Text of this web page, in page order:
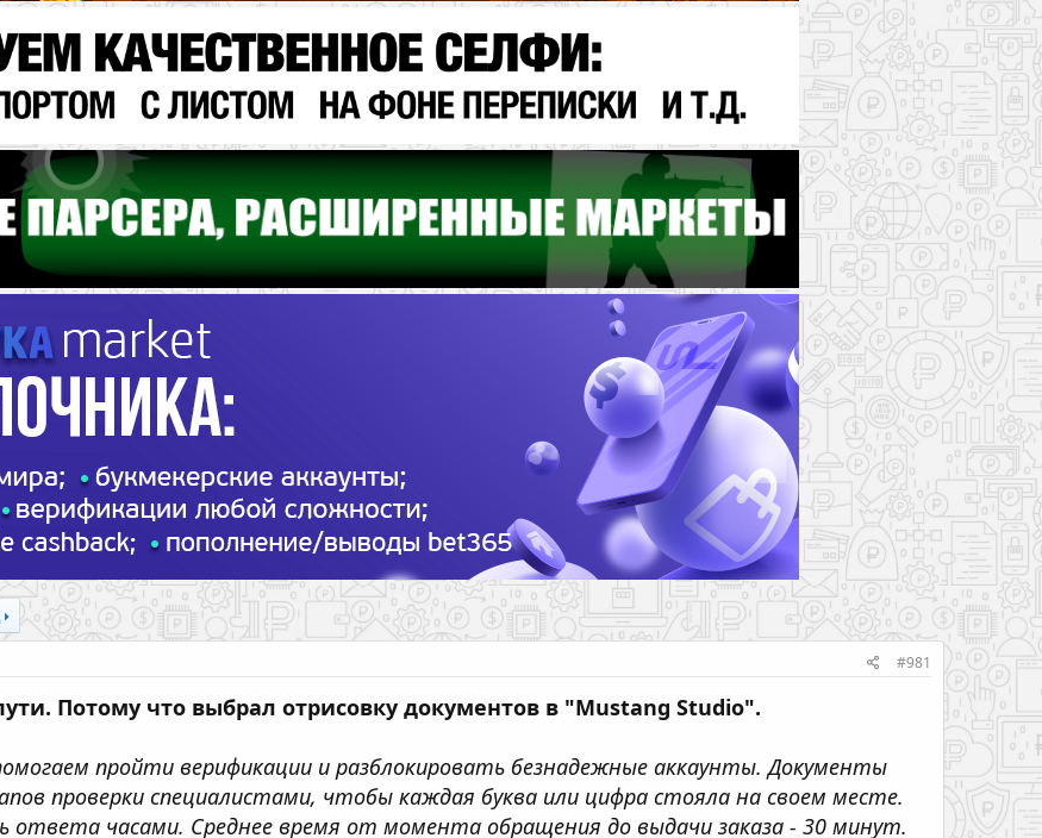
#981
Потому что выбрал отрисовку документов в "Mustang Studio".
пройти верификации и разблокировать безнадежные аккаунты. Документы
проверки специалистами, чтобы каждая буква или цифра стояла на своем месте.
часами. Среднее время от момента обращения до выдачи заказа - 30 минут.